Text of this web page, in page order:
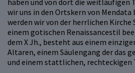
haben und von dort die weitläufigen
wir uns in den Ortskern von Mendata
werden wir von der herrlichen Kirche
einem gotischen Renaissancestil
dem X Jh., besteht aus einem
Altaren, einem Säulengang der das
und einem stattlichen, rechteckigen